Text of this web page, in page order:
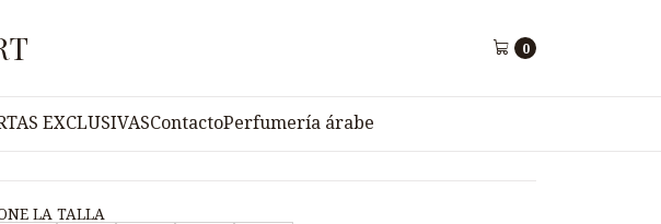
0
EXCLUSIVASContactoPerfumería árabe
Free Style Juvenil VADY N4-
LA TALLA